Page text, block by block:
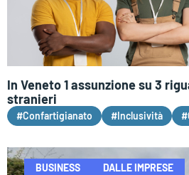
In Veneto 1 assunzione su 3
stranieri
#Confartigianato #Inclusività
BUSINESS DALLE IMPRESE